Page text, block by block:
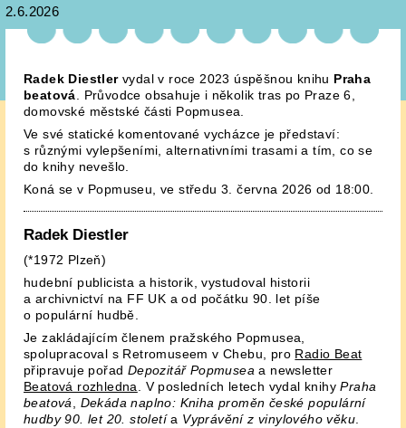
2.6.2026
Radek Diestlervydal v roce 2023 úspěšnou knihu Praha
beatová . Průvodce obsahuje i několik tras po Praze 6,
domovské městské části Popmusea.
Ve své statické komentované vycházce je představí:
s různými vylepšeními, alternativními trasami a tím, co se
do knihy nevešlo.
Koná se v Popmuseu, ve středu 3. června 2026 od 18:00.
Radek Diestler
(*1972 Plzeň)
hudební publicista a historik, vystudoval historii
a archivnictví na FF UK a od počátku 90. let píše
o populární hudbě.
Je zakládajícím členem pražského Popmusea,
spolupracoval s Retromuseem v Chebu, pro Radio Beat
připravuje pořad Depozitář Popmusea a newsletter
Beatová rozhledna
. V posledních letech vydal knihyPraha
beatová
Dekáda naplno: Kniha proměn české populární
hudby 90. let 20. stoletía Vyprávění z vinylového věku